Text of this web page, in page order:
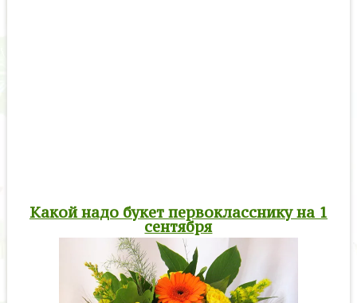
Какой надо букет первокласснику на 1
сентября